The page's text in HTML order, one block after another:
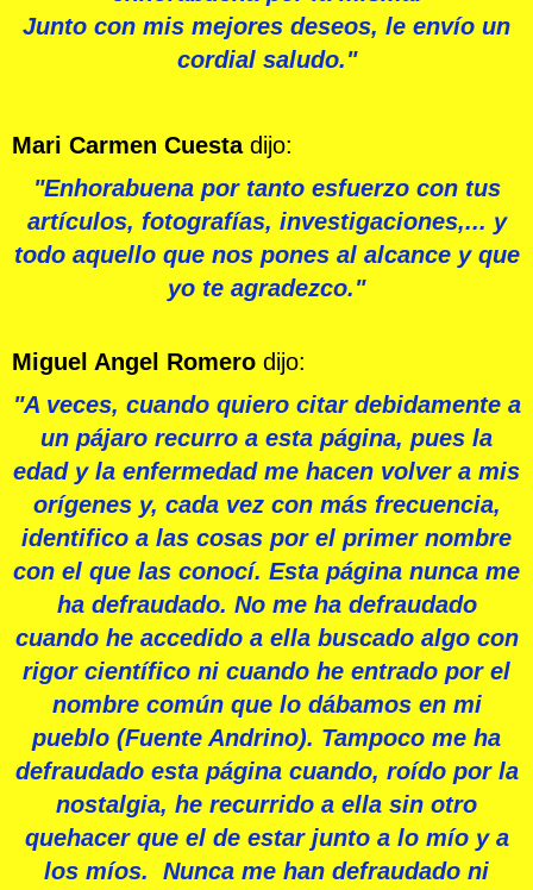
Junto con mis mejores deseos, le envío un
cordial saludo."
Mari Carmen Cuesta dijo:
"Enhorabuena por tanto esfuerzo con tus
artículos, fotografías, investigaciones,... y
todo aquello que nos pones al alcance y que
yo te agradezco."
Miguel Angel Romero dijo:
"A veces, cuando quiero citar debidamente a
un pájaro recurro a esta página, pues la
edad y la enfermedad me hacen volver a mis
orígenes y, cada vez con más frecuencia,
identifico a las cosas por el primer nombre
con el que las conocí. Esta página nunca me
ha defraudado. No me ha defraudado
cuando he accedido a ella buscado algo con
rigor científico ni cuando he entrado por el
nombre común que lo dábamos en mi
pueblo (Fuente Andrino). Tampoco me ha
defraudado esta página cuando, roído por la
nostalgia, he recurrido a ella sin otro
quehacer que el de estar junto a lo mío y a
los míos. Nunca me han defraudado ni